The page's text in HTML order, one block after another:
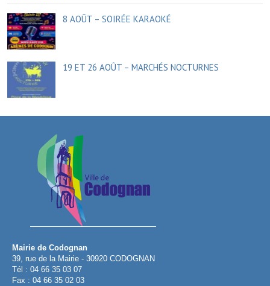
8 AOÛT – SOIRÉE KARAOKÉ
19 ET 26 AOÛT – MARCHÉS NOCTURNES
Mairie de Codognan
39, rue de la Mairie - 30920 CODOGNAN
Tél : 04 66 35 03 07
Fax : 04 66 35 02 03